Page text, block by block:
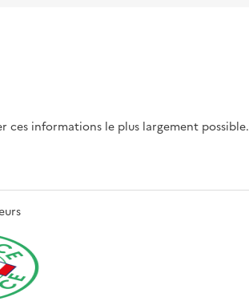
ces informations le plus largement possible.